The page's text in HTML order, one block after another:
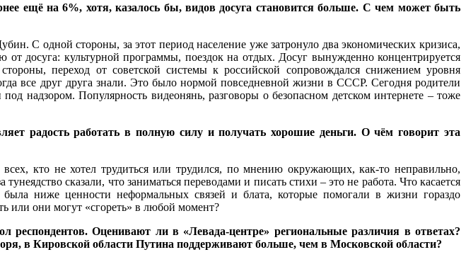
ещё на 6%, хотя, казалось бы, видов досуга становится больше. С чем может быть
С одной стороны, за этот период население уже затронуло два экономических кризиса,
от досуга: культурной программы, поездок на отдых. Досуг вынужденно концентрируется
переход от советской системы к российской сопровождался снижением уровня
все друг друга знали. Это было нормой повседневной жизни в СССР. Сегодня родители
надзором. Популярность видеонянь, разговоры о безопасном детском интернете – тоже
радость работать в полную силу и получать хорошие деньги. О чём говорит эта
кто не хотел трудиться или трудился, по мнению окружающих, как-то неправильно,
сказали, что заниматься переводами и писать стихи – это не работа. Что касается
была ниже ценности неформальных связей и блата, которые помогали в жизни гораздо
или они могут «сгореть» в любой момент?
респондентов. Оценивают ли в «Левада-центре» региональные различия в ответах?
в Кировской области Путина поддерживают больше, чем в Московской области?